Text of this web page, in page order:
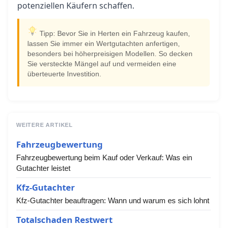
potenziellen Käufern schaffen.
Tipp: Bevor Sie in Herten ein Fahrzeug kaufen,
lassen Sie immer ein Wertgutachten anfertigen,
besonders bei höherpreisigen Modellen. So decken
Sie versteckte Mängel auf und vermeiden eine
überteuerte Investition.
WEITERE ARTIKEL
Fahrzeugbewertung
Fahrzeugbewertung beim Kauf oder Verkauf: Was ein
Gutachter leistet
Kfz-Gutachter
Kfz-Gutachter beauftragen: Wann und warum es sich lohnt
Totalschaden Restwert